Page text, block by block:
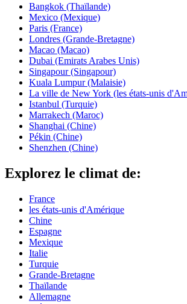
Bangkok (Thaïlande)
Mexico (Mexique)
Paris (France)
Londres (Grande-Bretagne)
Macao (Macao)
Dubai (Emirats Arabes Unis)
Singapour (Singapour)
Kuala Lumpur (Malaisie)
La ville de New York (les états-unis
Istanbul (Turquie)
Marrakech (Maroc)
Shanghai (Chine)
Pékin (Chine)
Shenzhen (Chine)
Explorez le climat de:
France
les états-unis d'Amérique
Chine
Espagne
Mexique
Italie
Turquie
Grande-Bretagne
Thaïlande
Allemagne